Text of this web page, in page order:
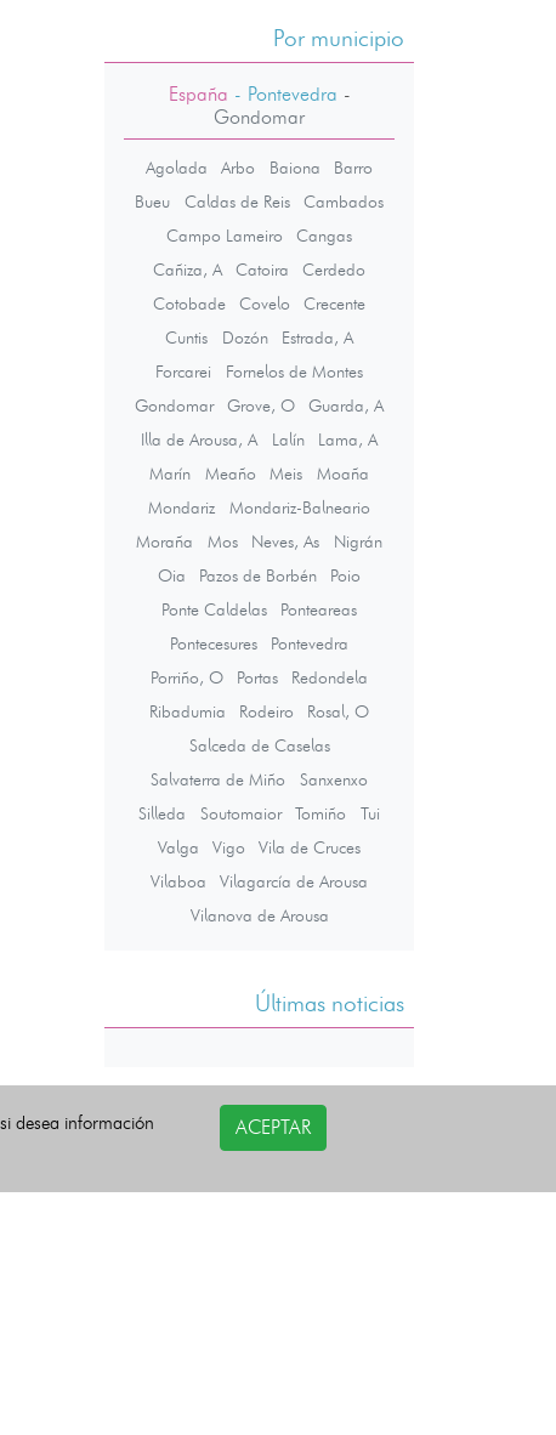
Por municipio
España - Pontevedra -
Gondomar
Agolada Arbo Baiona
Barro
Bueu
Caldas de Reis
Cambados
Campo Lameiro
Cangas
Cañiza, A
Catoira
Cerdedo
Cotobade
Covelo
Crecente
Cuntis
Dozón
Estrada, A
Forcarei
Fornelos de Montes
Gondomar
Grove, O
Guarda, A
Illa de Arousa, A
Lalín
Lama, A
Marín
Meaño Meis
Moaña
Mondariz
Mondariz-Balneario
Moraña
Mos Neves, As
Nigrán
Oia
Pazos de Borbén
Poio
Ponte Caldelas
Ponteareas
Pontecesures
Pontevedra
Porriño, O
Portas
Redondela
Ribadumia
Rodeiro
Rosal, O
Salceda de Caselas
Salvaterra de Miño
Sanxenxo
Silleda
Soutomaior Tomiño
Tui
Valga
Vigo
Vila de Cruces
Vilaboa
Vilagarcía de Arousa
Vilanova de Arousa
Últimas noticias
desea información
ACEPTAR